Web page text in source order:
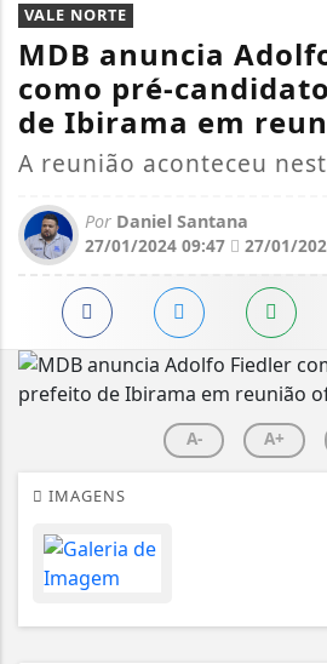
VALE NORTE
MDB anuncia
como pré-
de Ibirama em
A reunião aconteceu
Por Daniel Santana
27/01/2024 09:47
27/01/
A- A+
IMAGENS